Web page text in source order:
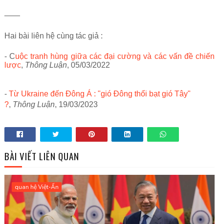
——
Hai bài liên hệ cùng tác giả :
- Cuộc tranh hùng giữa các đại cường và các vấn đề chiến
lược, Thông Luận, 05/03/2022
- Từ Ukraine đến Đông Á : "gió Đông thổi bạt gió Tây"
?, Thông Luận, 19/03/2023
BÀI VIẾT LIÊN QUAN
quan hệ Việt-Ấn